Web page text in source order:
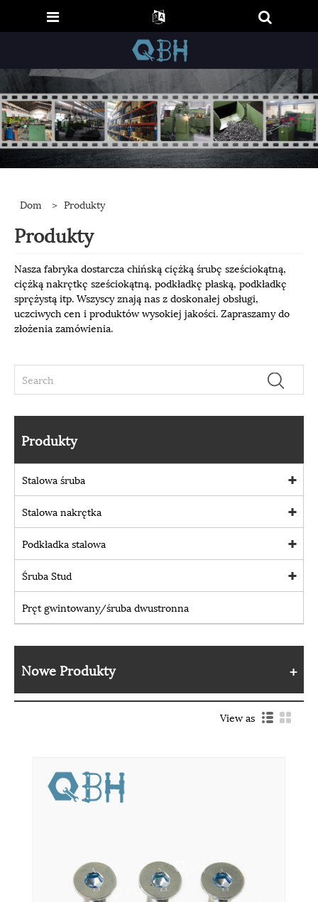
Dom > Produkty
Produkty
Nasza fabryka dostarcza chińską ciężką śrubę sześciokątną,
ciężką nakrętkę sześciokątną, podkładkę płaską, podkładkę
sprężystą itp. Wszyscy znają nas z doskonałej obsługi,
uczciwych cen i produktów wysokiej jakości. Zapraszamy do
złożenia zamówienia.
Produkty
Stalowa śruba
Stalowa nakrętka
Podkładka stalowa
Śruba Stud
Pręt gwintowany/śruba dwustronna
Nowe Produkty
View as